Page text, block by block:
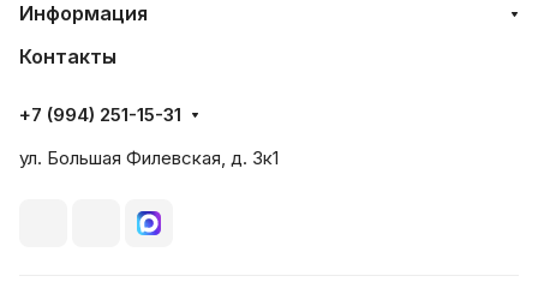
Информация
Контакты
+7 (994) 251-15-31
ул. Большая Филевская, д. 3к1